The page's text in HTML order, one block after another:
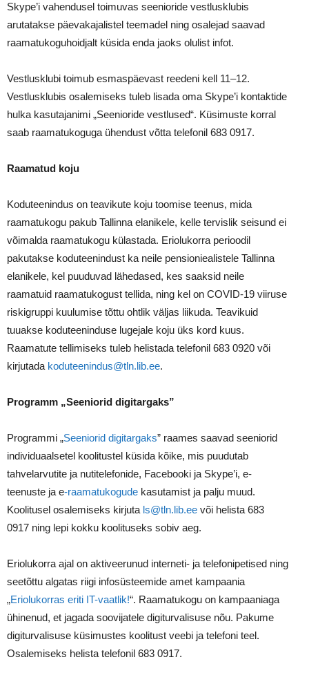
Skype’i vahendusel toimuvas seenioride vestlusklubis
arutatakse päevakajalistel teemadel ning osalejad saavad
raamatukoguhoidjalt küsida enda jaoks olulist infot.
Vestlusklubi toimub esmaspäevast reedeni kell 11–12.
Vestlusklubis osalemiseks tuleb lisada oma Skype’i kontaktide
hulka kasutajanimi „Seenioride vestlused“. Küsimuste korral
saab raamatukoguga ühendust võtta telefonil 683 0917.
Raamatud koju
Koduteenindus on teavikute koju toomise teenus, mida
raamatukogu pakub Tallinna elanikele, kelle tervislik seisund ei
võimalda raamatukogu külastada. Eriolukorra perioodil
pakutakse koduteenindust ka neile pensioniealistele Tallinna
elanikele, kel puuduvad lähedased, kes saaksid neile
raamatuid raamatukogust tellida, ning kel on COVID-19 viiruse
riskigruppi kuulumise tõttu ohtlik väljas liikuda. Teavikuid
tuuakse koduteeninduse lugejale koju üks kord kuus.
Raamatute tellimiseks tuleb helistada telefonil 683 0920 või
kirjutada koduteenindus@tln.lib.ee.
Programm „Seeniorid digitargaks”
Programmi „Seeniorid digitargaks” raames saavad seeniorid
individuaalsetel koolitustel küsida kõike, mis puudutab
tahvelarvutite ja nutitelefonide, Facebooki ja Skype’i, e-
teenuste ja e-raamatukogude kasutamist ja palju muud.
Koolitusel osalemiseks kirjuta ls@tln.lib.ee või helista 683
0917 ning lepi kokku koolituseks sobiv aeg.
Eriolukorra ajal on aktiveerunud interneti- ja telefonipetised ning
seetõttu algatas riigi infosüsteemide amet kampaania
„Eriolukorras eriti IT-vaatlik!“. Raamatukogu on kampaaniaga
ühinenud, et jagada soovijatele digiturvalisuse nõu. Pakume
digiturvalisuse küsimustes koolitust veebi ja telefoni teel.
Osalemiseks helista telefonil 683 0917.